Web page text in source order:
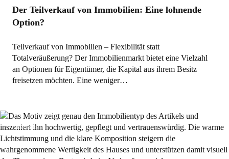
Der Teilverkauf von Immobilien: Eine lohnende
Option?
Teilverkauf von Immobilien – Flexibilität statt
Totalveräußerung? Der Immobilienmarkt bietet eine Vielzahl
an Optionen für Eigentümer, die Kapital aus ihrem Besitz
freisetzen möchten. Eine weniger…
Allgemein